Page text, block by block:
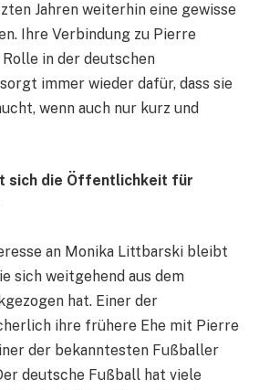
Jahren weiterhin eine gewisse
Ihre Verbindung zu Pierre
in der deutschen
immer wieder dafür, dass sie
wenn auch nur kurz und
sich die Öffentlichkeit für
an Monika Littbarski bleibt
sich weitgehend aus dem
hat. Einer der
ihre frühere Ehe mit Pierre
der bekanntesten Fußballer
deutsche Fußball hat viele